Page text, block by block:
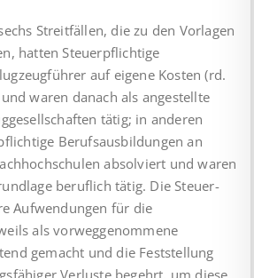
Streitfällen, die zu den Vorlagen
hatten Steuerpflichtige
auf eigene Kosten (rd.
waren danach als angestellte
tätig; in anderen
Berufs­aus­bil­dun­gen an
absolviert und waren
beruflich tätig. Die Steuer­
Aufwendungen für die
als vorweggenommene
ge­macht und die Feststellung
Ver­luste begehrt, um diese